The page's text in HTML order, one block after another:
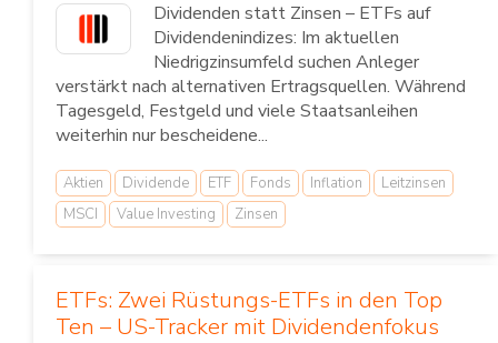
Dividenden statt Zinsen – ETFs auf
Dividendenindizes: Im aktuellen
Niedrigzinsumfeld suchen Anleger
verstärkt nach alternativen Ertragsquellen. Während
Tagesgeld, Festgeld und viele Staatsanleihen
weiterhin nur bescheidene...
Aktien Dividende ETF Fonds Inflation
Leitzinsen
MSCI
Value Investing Zinsen
ETFs: Zwei Rüstungs-ETFs in den Top
Ten – US-Tracker mit Dividendenfokus